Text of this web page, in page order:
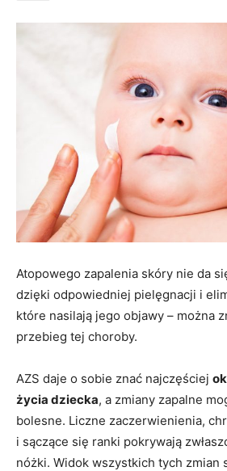
Atopowego zapalenia skóry nie da
dzięki odpowiedniej pielęgnacji i
które nasilają jego objawy – można
przebieg tej choroby.
AZS daje o sobie znać najczęściej
życia dziecka, a zmiany zapalne
bolesne. Liczne zaczerwienienia,
i sączące się ranki pokrywają
nóżki. Widok wszystkich tych zmian